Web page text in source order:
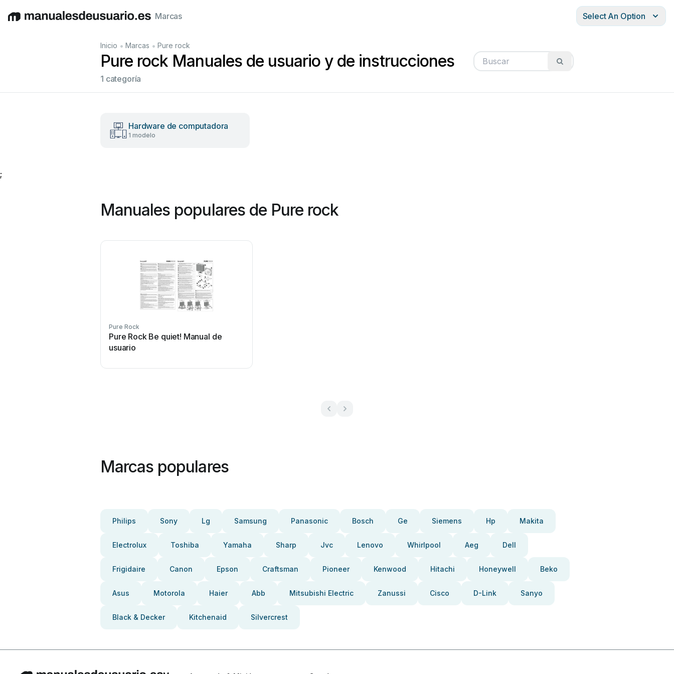
EnglishDeutschEspañolItaliano Français
Marcas Select An Option
Inicio • Marcas • Pure rock
Pure rock Manuales de usuario y de instrucciones
1 categoría
Hardware de computadora
1 modelo
;
Manuales populares de Pure rock
Pure Rock
Pure Rock Be quiet! Manual de
usuario
Marcas populares
Philips Sony Lg Samsung Panasonic Bosch Ge Siemens Hp Makita
Electrolux Toshiba Yamaha Sharp Jvc Lenovo Whirlpool Aeg Dell
Frigidaire Canon Epson Craftsman Pioneer Kenwood Hitachi Honeywell Beko
Asus Motorola Haier Abb Mitsubishi Electric Zanussi Cisco D-Link Sanyo
Black & Decker Kitchenaid Silvercrest